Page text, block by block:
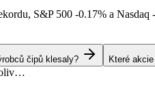
S&P 500 -0.17% a Nasdaq
čipů klesaly? Které